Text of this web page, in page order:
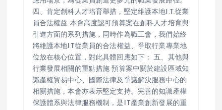
四、肯定創科人才培育舉措，堅定維護本地I.T.從業
員合法權益 本會高度認可預算案在創科人才培育與
引進方面的系列措施，同時作為職工會，我們始終
將維護本地IT從業員的合法權益、爭取行業專業地
位放在核心位置，對此具體回應如下： 五、其他與
行業發展相關的重點措施 預算案中關於建設區域知
識產權貿易中心、國際法律及爭議解決服務中心的
相關措施，本會亦表示堅定支持。完善的知識產權
保護體系與法律服務機制，是IT產業創新發展的重